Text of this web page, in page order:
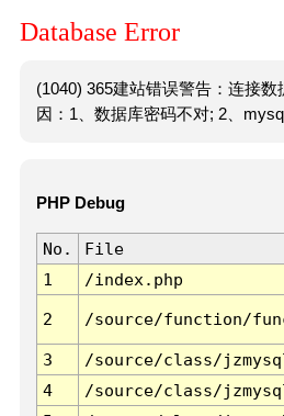
Database Error
(1040) 365建站错误警告：连接
因：1、数据库密码不对; 2、
PHP Debug
No. File
1
/index.php
2 /source/function/
3 /source/class/
4
/source/class/